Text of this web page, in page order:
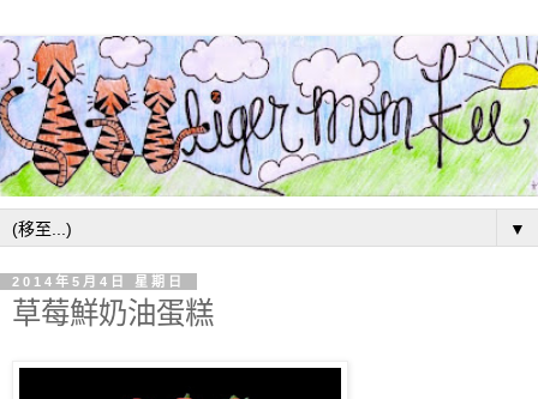
▼
2014年5月4日 星期日
草莓鮮奶油蛋糕